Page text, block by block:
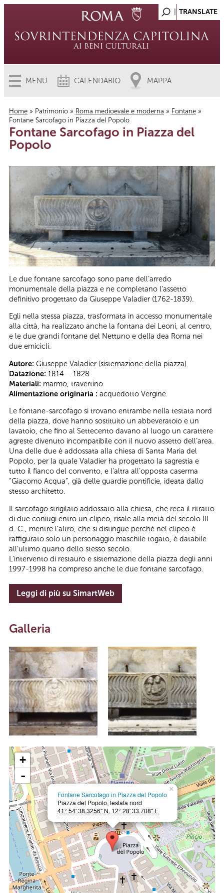
MENU CALENDARIO MAPPA
Tu sei qui
Home » Patrimonio » Roma medioevale e moderna » Fontane »
Fontane Sarcofago in Piazza del Popolo
Fontane Sarcofago in Piazza del
Popolo
Le due fontane sarcofago sono parte dell’arredo
monumentale della piazza e ne completano l’assetto
definitivo progettato da Giuseppe Valadier (1762-1839).
Egli nella stessa piazza, trasformata in accesso monumentale
alla città, ha realizzato anche la fontana dei Leoni, al centro,
e le due grandi fontane del Nettuno e della dea Roma nei
due emicicli.
Autore: Giuseppe Valadier (sistemazione della piazza)
Datazione: 1814 – 1828
Materiali: marmo, travertino
Alimentazione originaria : acquedotto Vergine
Le fontane-sarcofago si trovano entrambe nella testata nord
della piazza, dove hanno sostituito un abbeveratoio e un
lavatoio, che fino al Settecento davano al luogo un carattere
agreste divenuto incompatibile con il nuovo assetto dell’area.
Una delle due è addossata alla chiesa di Santa Maria del
Popolo, per la quale Valadier ha progettato la sagrestia e
tutto il fianco del convento, e l’altra all’opposta caserma
“Giacomo Acqua”, già delle guardie pontificie, ideata dallo
stesso architetto.
Il sarcofago strigilato addossato alla chiesa, che reca il ritratto
di due coniugi entro un clipeo, risale alla metà del secolo III
d. C., mentre l’altro, che si distingue perché nel clipeo è
raffigurato solo un personaggio maschile togato, è databile
all’ultimo quarto dello stesso secolo.
L’intervento di restauro e sistemazione della piazza degli anni
1997-1998 ha compreso anche le due fontane sarcofago.
Leggi di più su SimartWeb
Galleria
×
Fontane Sarcofago in Piazza del Popolo
Piazza del Popolo, testata nord
41° 54' 38.3256" N, 12° 28' 33.708" E
+
-